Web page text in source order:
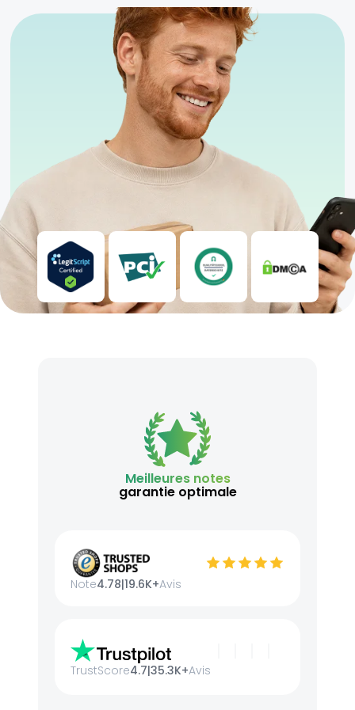
Meilleures notes
garantie optimale
Note4.78|19.6K+Avis
TrustScore4.7|35.3K+Avis